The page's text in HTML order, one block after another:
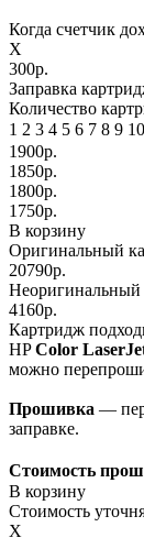
Когда счетчик
X
300р.
Заправка
Количество
1 2 3 4 5 6 7 8 9 10
1900р.
1850р.
1800р.
1750р.
В корзину
Оригинальный
20790р.
Неоригинальный
4160р.
Картридж
HPColor
можно
Прошивка —
заправке.
Стоимость
В корзину
Стоимость
X